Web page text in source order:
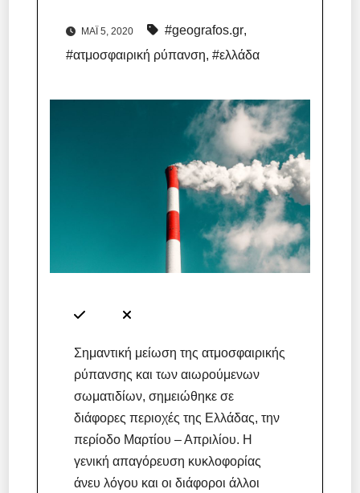
ΜΆΙ 5, 2020 #geografos.gr,
#ατμοσφαιρική ρύπανση,#ελλάδα
Σημαντική μείωση της ατμοσφαιρικής
ρύπανσης και των αιωρούμενων
σωματιδίων, σημειώθηκε σε
διάφορες περιοχές της Ελλάδας, την
περίοδο Μαρτίου – Απριλίου. Η
γενική απαγόρευση κυκλοφορίας
άνευ λόγου και οι διάφοροι άλλοι